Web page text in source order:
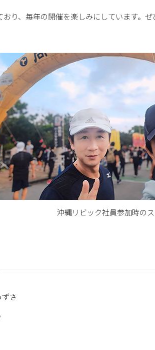
り、毎年の開催を楽しみにしています。
沖縄リビック社員参加時の
さ